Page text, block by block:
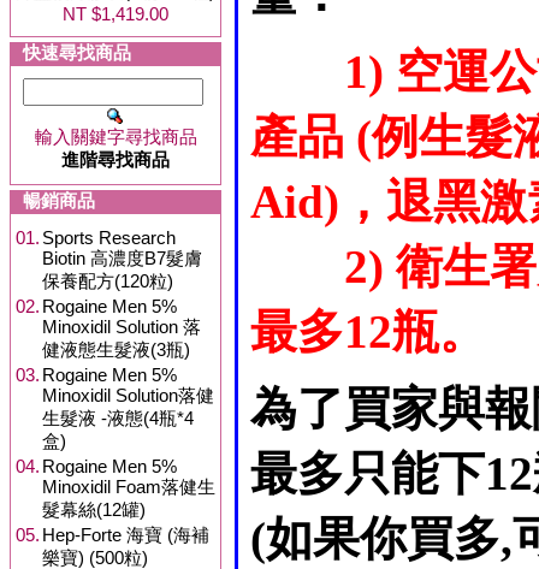
NT $1,419.00
快速尋找商品
輸入關鍵字尋找商品
進階尋找商品
暢銷商品
01. Sports Research
Biotin 高濃度B7髮膚
保養配方(120粒)
02. Rogaine Men 5%
Minoxidil Solution 落
健液態生髮液(3瓶)
03. Rogaine Men 5%
Minoxidil Solution落健
生髮液 -液態(4瓶*4
盒)
04. Rogaine Men 5%
Minoxidil Foam落健生
髮幕絲(12罐)
05. Hep-Forte 海寶 (海補
樂寶) (500粒)
1) 空運
產品 (例生髮
Aid)，退黑
2) 衛生
最多12瓶。
為了買家與
最多只能下
(如果你買多,